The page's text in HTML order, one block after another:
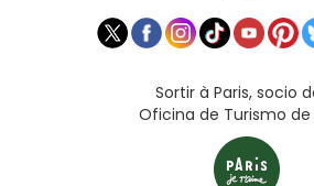
Sortir à Paris, socio
Oficina de Turismo de